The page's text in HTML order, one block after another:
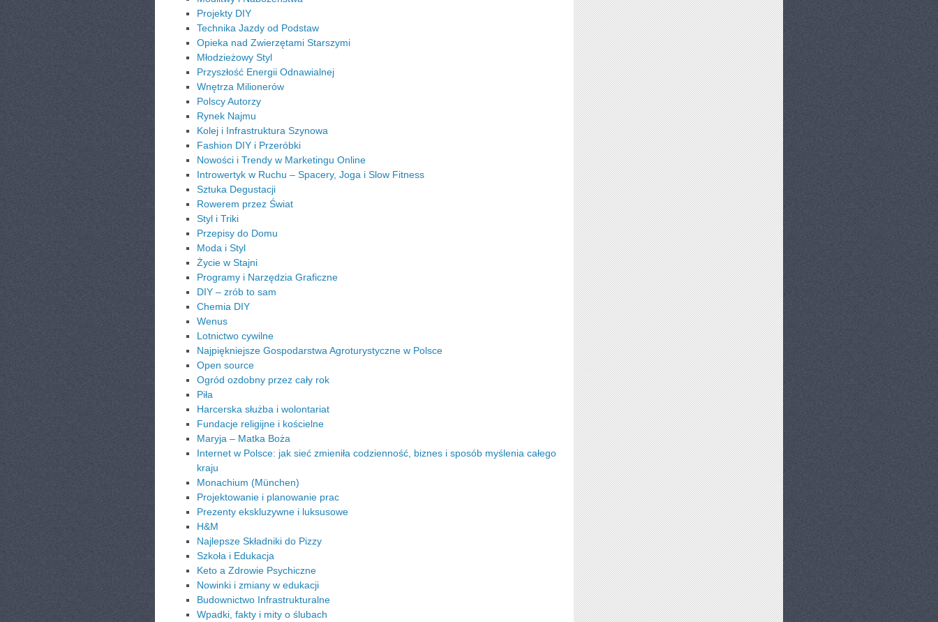
Projekty DIY
Technika Jazdy od Podstaw
Opieka nad Zwierzętami Starszymi
Młodzieżowy Styl
Przyszłość Energii Odnawialnej
Wnętrza Milionerów
Polscy Autorzy
Rynek Najmu
Kolej i Infrastruktura Szynowa
Fashion DIY i Przeróbki
Nowości i Trendy w Marketingu Online
Introwertyk w Ruchu – Spacery, Joga i Slow Fitness
Sztuka Degustacji
Rowerem przez Świat
Styl i Triki
Przepisy do Domu
Moda i Styl
Życie w Stajni
Programy i Narzędzia Graficzne
DIY – zrób to sam
Chemia DIY
Wenus
Lotnictwo cywilne
Najpiękniejsze Gospodarstwa Agroturystyczne w Polsce
Open source
Ogród ozdobny przez cały rok
Piła
Harcerska służba i wolontariat
Fundacje religijne i kościelne
Maryja – Matka Boża
Internet w Polsce: jak sieć zmieniła codzienność, biznes i sposób myślenia całego
kraju
Monachium (München)
Projektowanie i planowanie prac
Prezenty ekskluzywne i luksusowe
H&M
Najlepsze Składniki do Pizzy
Szkoła i Edukacja
Keto a Zdrowie Psychiczne
Nowinki i zmiany w edukacji
Budownictwo Infrastrukturalne
Wpadki, fakty i mity o ślubach